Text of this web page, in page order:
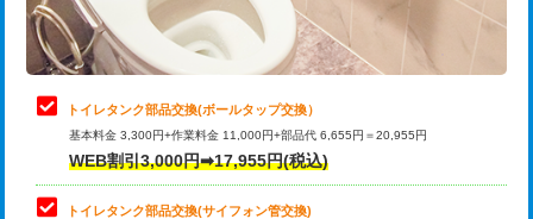
トイレタンク部品交換(ボールタップ交換）
基本料金 3,300円+作業料金 11,000円+部品代 6,655円＝20,955円
WEB割引3,000円➡17,955円(税込)
トイレタンク部品交換(サイフォン管交換)